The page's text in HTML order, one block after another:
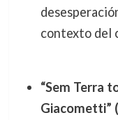
contexto del
“Sem Terra
Giacometti”